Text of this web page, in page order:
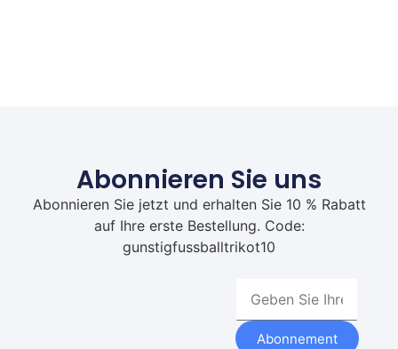
Abonnieren Sie uns
Abonnieren Sie jetzt und erhalten Sie 10 % Rabatt
auf Ihre erste Bestellung. Code:
gunstigfussballtrikot10
Abonnement